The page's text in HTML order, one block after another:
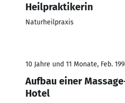
Heilpraktikerin
Naturheilpraxis
10 Jahre und 11 Monate, Feb.
Aufbau einer
Hotel